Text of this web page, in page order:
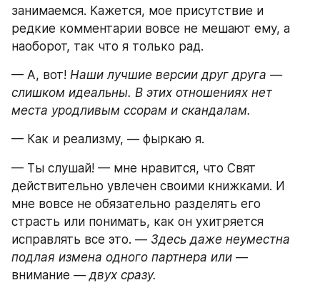
занимаемся. Кажется, мое присутствие и
редкие комментарии вовсе не мешают ему, а
наоборот, так что я только рад.
— А, вот! Наши лучшие версии друг друга —
слишком идеальны. В этих отношениях нет
места уродливым ссорам и скандалам.
— Как и реализму, — фыркаю я.
— Ты слушай! — мне нравится, что Свят
действительно увлечен своими книжками. И
мне вовсе не обязательно разделять его
страсть или понимать, как он ухитряется
исправлять все это. — Здесь даже неуместна
подлая измена одного партнера или —
внимание — двух сразу.